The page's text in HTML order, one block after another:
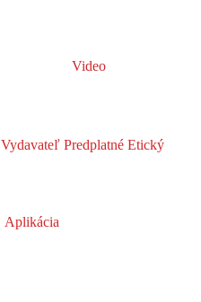
Video
Vydavateľ Predplatné Etický
Aplikácia